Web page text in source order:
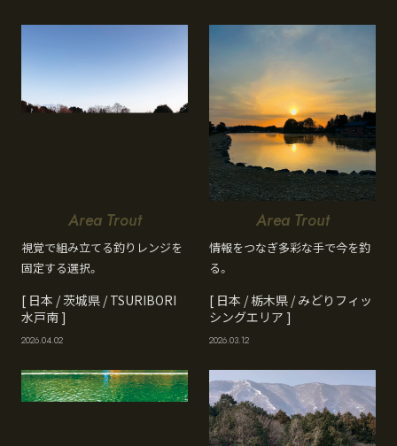
Area Trout
視覚で組み立てる釣りレンジを
固定する選択。
[ 日本 / 茨城県 / TSURIBORI
水戸南 ]
2026.04.02
Area Trout
情報をつなぎ多彩な手で今を釣
る。
[ 日本 / 栃木県 / みどりフィッ
シングエリア ]
2026.03.12